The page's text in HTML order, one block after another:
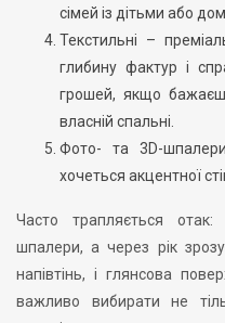
сімей із дітьми або
Текстильні –
глибину фактур і
грошей, якщо бажаєш
власній спальні.
Фото- та 3D-
хочеться акцентної
Часто трапляється отак:
шпалери, а через рік
напівтінь, і глянсова
важливо вибирати не